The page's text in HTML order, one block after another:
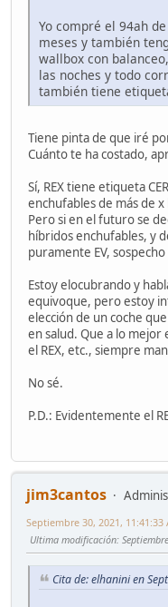
Yo compré el 94ah
meses y también
wallbox con
las noches y todo
también tiene
Tiene pinta de que iré
Cuánto te ha costado,
Sí, REX tiene etiqueta
enchufables de más de
Pero si en el futuro se
híbridos enchufables, y
puramente EV,
Estoy elocubrando y
equivoque, pero estoy
elección de un coche
en salud. Que a lo mejor
el REX, etc., siempre
No sé.
P.D.: Evidentemente el
jim3cantos
Septiembre 30, 2021, 11:41:33
Ultima modificación:
Cita de: elhanini en